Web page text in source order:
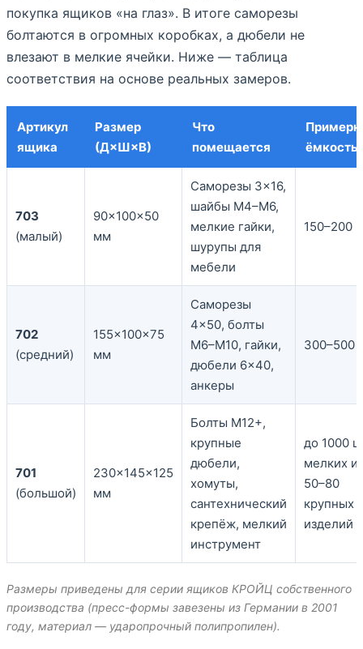
покупка ящиков «на глаз». В итоге саморезы
болтаются в огромных коробках, а дюбели не
влезают в мелкие ячейки. Ниже — таблица
соответствия на основе реальных замеров.
Артикул
ящика
Размер
(Д×Ш×В)
Что
помещается
ёмкость
703
(малый)
90×100×50
мм
Саморезы 3×16,
шайбы М4–М6,
мелкие гайки,
шурупы для
мебели
150–200
702
(средний)
155×100×75
мм
Саморезы
4×50, болты
М6–М10, гайки,
дюбели 6×40,
анкеры
300–500
701
(большой)
230×145×125
мм
Болты М12+,
крупные
дюбели,
хомуты,
сантехнический
крепёж, мелкий
инструмент
до 1000
мелких
50–80
крупных
изделий
Размеры приведены для серии ящиков КРОЙЦ собственного
производства (пресс-формы завезены из Германии в 2001
году, материал — ударопрочный полипропилен).